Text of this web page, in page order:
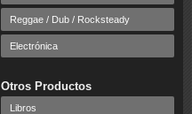
Reggae / Dub / Rocksteady
Electrónica
Otros Productos
Libros